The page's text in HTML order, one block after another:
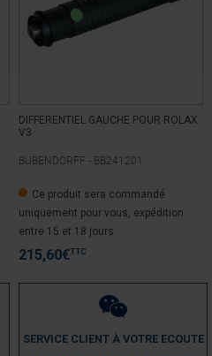
DIFFERENTIEL GAUCHE POUR ROLAX
V3
BUBENDORFF - BB241201
Ce produit sera commandé
uniquement pour vous, expédition
entre 15 et 18 jours
215,60€TTC
SERVICE CLIENT À VOTRE ECOUTE